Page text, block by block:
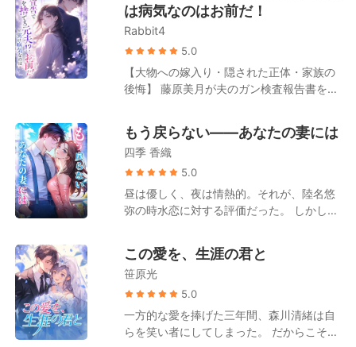
の嘲笑を背に、星川理緒は彼のもとへと歩
み寄る。 「あなたは花嫁がいない。私は花
婿がいない。だったら、私たちが結婚する
っていうのはどうかしら？」 星川理緒は、
彼が哀れな人だと思い込み、「この人を絶
するのは、金が目当てに決まってる。用が
済んだら離婚するつもりだ。」 結婚後の一
之瀬悠介「妻が毎日離婚したがってる……
は病気なのはお前だ！
Rabbit4
5.0
【大物への嫁入り・隠された正体・家族の
後悔】 藤原美月が夫のガン検査報告書を受
は藤原美月の方だと誤解していた。 姑は露
骨に嫌悪感を示し、「もうすぐ死ぬ人間
が、お金を無駄遣いするんじゃないよ」と
言い放つ。 夫は一枚の離婚協議書を取り出
し、「美咲が俺の子を身ごもった。離婚し
る財界の大物と電撃的に契約結婚を果た
す。 やがて藤原美月の隠された正体が次々
と明らかになると、大物もまた、彼女こそ
たことに気づく。 大物は毎夜のごとく彼女
を溺愛するようになった。 「妻よ、もう一
もう戻らない――あなたの妻には
四季 香織
5.0
昼は優しく、夜は情熱的。それが、陸名悠
弥の時水恋に対する評価だった。 しかし、
は時水恋にためらいもなく離婚を切り出
す。 「彼女を安心させるためだ。半年後に
また復縁すればいい」 彼は時水恋がずっと
その場で待っていると信じていたが、彼女
はもう目が覚めていた。 涙は枯れ果て、時
水恋の心も死んだ。 こうして偽りの離婚
この愛を、生涯の君と
笹原光
5.0
一方的な愛を捧げた三年間、森川清緒は自
らを笑い者にしてしまった。 だからこそ、